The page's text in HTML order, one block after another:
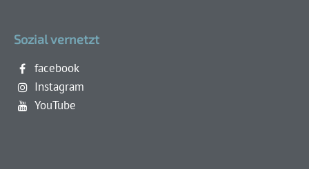
Sozial vernetzt
facebook
Instagram
YouTube